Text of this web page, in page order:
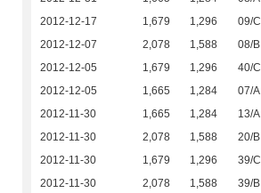
2012-12-17
1,679 1,296 09/C
2012-12-07
2,078 1,588 08/B
2012-12-05
1,679 1,296 40/C
2012-12-05
1,665 1,284 07/A
2012-11-30
1,665 1,284 13/A
2012-11-30
2,078 1,588 20/B
2012-11-30
1,679 1,296 39/C
2012-11-30
2,078 1,588 39/B